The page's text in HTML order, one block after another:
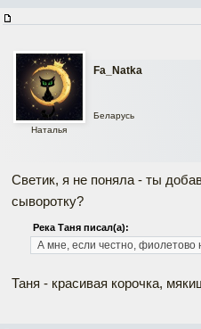
Fa_Natka
Наталья
Беларусь
Светик, я не поняла - ты
сыворотку?
Река Таня писал(а):
А мне, если честно, фиолетово
Таня - красивая корочка,